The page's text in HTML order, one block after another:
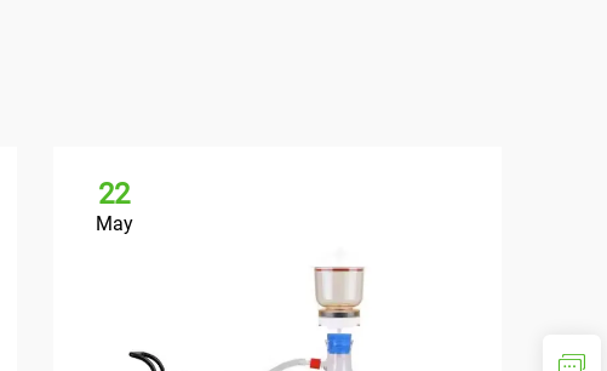
22
May